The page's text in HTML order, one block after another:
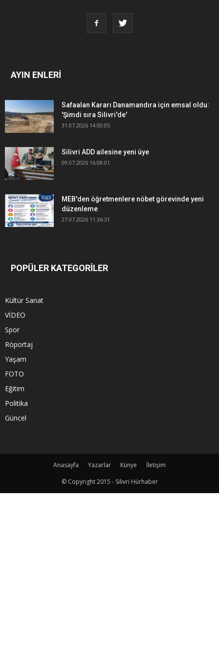
AYIN ENLERİ
Safaalan Kararı Danamandıra için emsal oldu:
'Şimdi sıra Silivri'de'
31.07.2026 14:00:05
Silivri ADD ailesine yeni üye
09.07.2026 16:08:01
MEB'den öğretmenlere nöbet görevinde yeni
düzenleme
27.07.2026 11:36:31
POPÜLER KATEGORİLER
Kültür Sanat
VİDEO
Spor
Röportaj
Yaşam
FOTO
Eğitim
Politika
Güncel
Anasayfa Yazarlar Künye
İletişim
© Copyright 2015 - Silivri Hürhaber